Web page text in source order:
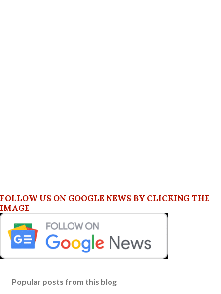
FOLLOW US ON GOOGLE NEWS BY CLICKING THE
IMAGE
Popular posts from this blog